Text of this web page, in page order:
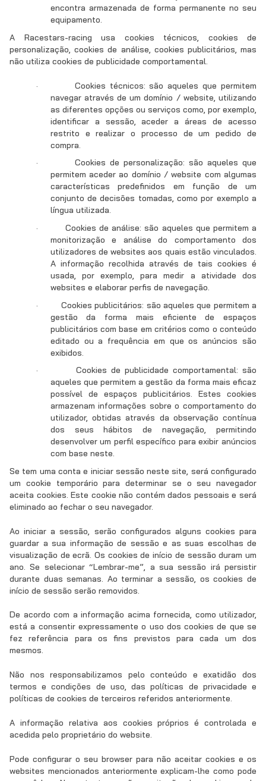
encontra armazenada de forma permanente no seu
equipamento.
A Racestars-racing usa cookies técnicos, cookies de
personalização, cookies de análise, cookies publicitários, mas
não utiliza cookies de publicidade comportamental.
·
Cookies técnicos: são aqueles que permitem
navegar através de um domínio / website, utilizando
as diferentes opções ou serviços como, por exemplo,
identificar a sessão, aceder a áreas de acesso
restrito e realizar o processo de um pedido de
compra.
·
Cookies de personalização: são aqueles que
permitem aceder ao domínio / website com algumas
características predefinidos em função de um
conjunto de decisões tomadas, como por exemplo a
língua utilizada.
·
Cookies de análise: são aqueles que permitem a
monitorização e análise do comportamento dos
utilizadores de websites aos quais estão vinculados.
A informação recolhida através de tais cookies é
usada, por exemplo, para medir a atividade dos
websites e elaborar perfis de navegação.
·
Cookies publicitários: são aqueles que permitem a
gestão da forma mais eficiente de espaços
publicitários com base em critérios como o conteúdo
editado ou a frequência em que os anúncios são
exibidos.
·
Cookies de publicidade comportamental: são
aqueles que permitem a gestão da forma mais eficaz
possível de espaços publicitários. Estes cookies
armazenam informações sobre o comportamento do
utilizador, obtidas através da observação contínua
dos seus hábitos de navegação, permitindo
desenvolver um perfil específico para exibir anúncios
com base neste.
Se tem uma conta e iniciar sessão neste site, será configurado
um cookie temporário para determinar se o seu navegador
aceita cookies. Este cookie não contém dados pessoais e será
eliminado ao fechar o seu navegador.
Ao iniciar a sessão, serão configurados alguns cookies para
guardar a sua informação de sessão e as suas escolhas de
visualização de ecrã. Os cookies de início de sessão duram um
ano. Se selecionar “Lembrar-me”, a sua sessão irá persistir
durante duas semanas. Ao terminar a sessão, os cookies de
início de sessão serão removidos.
De acordo com a informação acima fornecida, como utilizador,
está a consentir expressamente o uso dos cookies de que se
fez referência para os fins previstos para cada um dos
mesmos.
Não nos responsabilizamos pelo conteúdo e exatidão dos
termos e condições de uso, das políticas de privacidade e
políticas de cookies de terceiros referidos anteriormente.
A informação relativa aos cookies próprios é controlada e
acedida pelo proprietário do website.
Pode configurar o seu browser para não aceitar cookies e os
websites mencionados anteriormente explicam-lhe como pode